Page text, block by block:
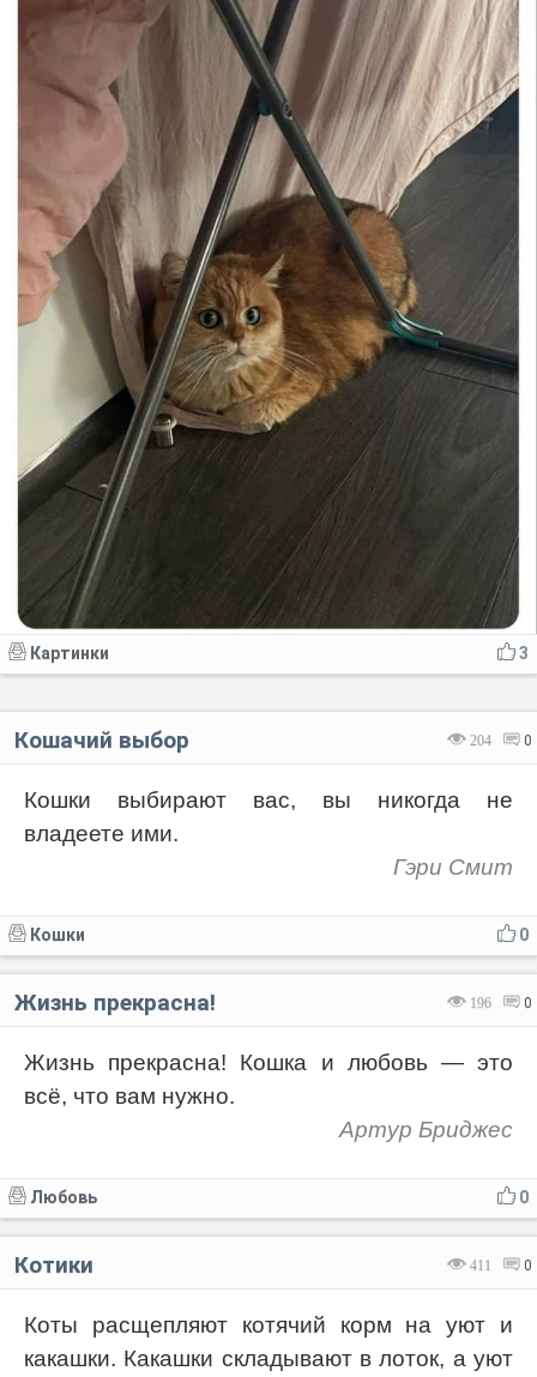
3
Картинки
204 0
Кошачий выбор
Кошки выбирают вас, вы никогда не
владеете ими.
Гэри Смит
0
Кошки
196 0
Жизнь прекрасна!
Жизнь прекрасна! Кошка и любовь — это
всё, что вам нужно.
Артур Бриджес
0
Любовь
411 0
Котики
Коты расщепляют котячий корм на уют и
какашки. Какашки складывают в лоток, а уют